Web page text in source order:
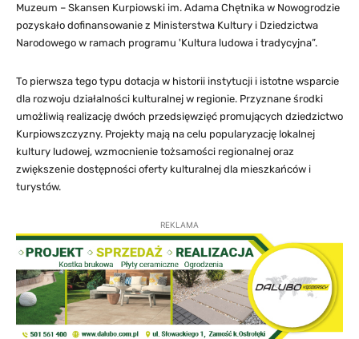
Muzeum – Skansen Kurpiowski im. Adama Chętnika w Nowogrodzie
pozyskało dofinansowanie z Ministerstwa Kultury i Dziedzictwa
Narodowego w ramach programu 'Kultura ludowa i tradycyjna”.
To pierwsza tego typu dotacja w historii instytucji i istotne wsparcie
dla rozwoju działalności kulturalnej w regionie. Przyznane środki
umożliwią realizację dwóch przedsięwzięć promujących dziedzictwo
Kurpiowszczyzny. Projekty mają na celu popularyzację lokalnej
kultury ludowej, wzmocnienie tożsamości regionalnej oraz
zwiększenie dostępności oferty kulturalnej dla mieszkańców i
turystów.
REKLAMA